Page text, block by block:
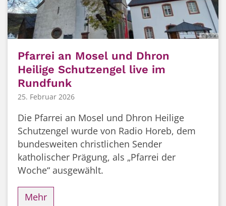
© privat
Pfarrei an Mosel und Dhron
Heilige Schutzengel live im
Rundfunk
25. Februar 2026
Die Pfarrei an Mosel und Dhron Heilige
Schutzengel wurde von Radio Horeb, dem
bundesweiten christlichen Sender
katholischer Prägung, als „Pfarrei der
Woche“ ausgewählt.
Mehr